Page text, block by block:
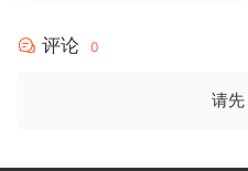
评论 0
请先